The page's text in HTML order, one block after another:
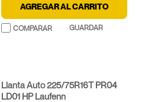
AGREGAR AL CARRITO
Llanta Auto 225/75R16T PR04
LD01 HP Laufenn